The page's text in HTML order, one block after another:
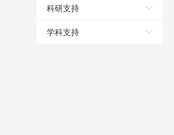
科研支持
学科支持